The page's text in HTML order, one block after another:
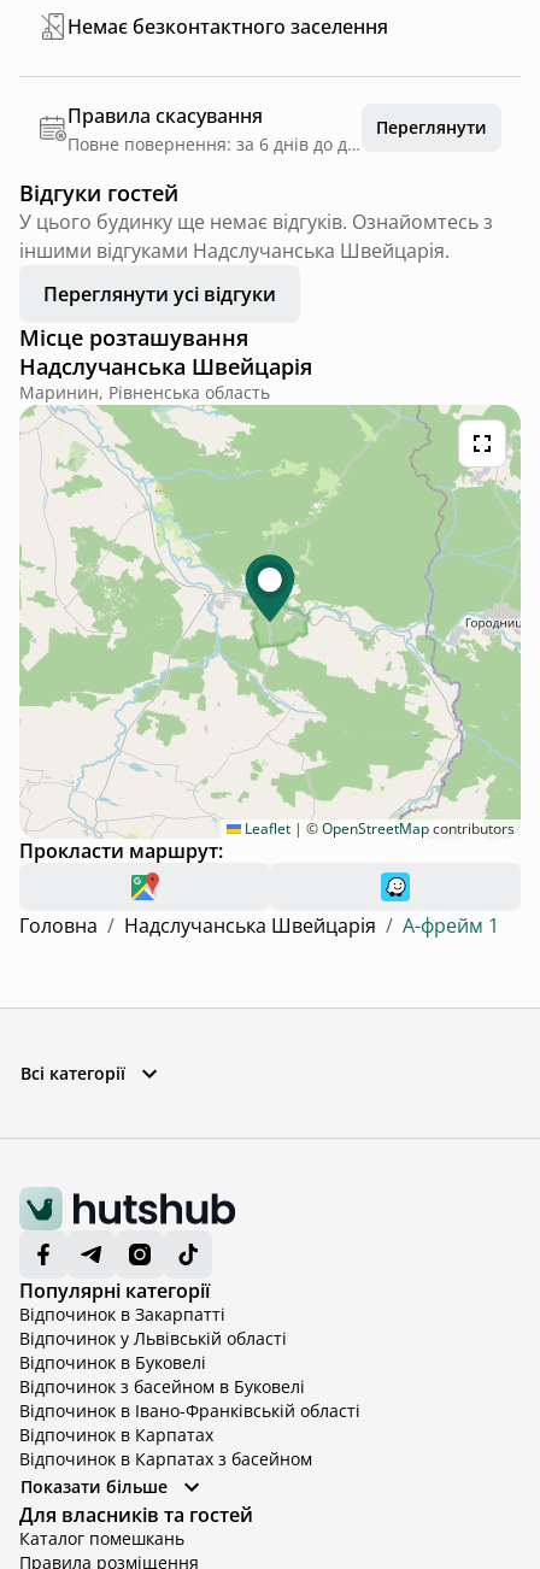
Немає безконтактного заселення
Правила скасування
Повне повернення: за 6 днів до дати заїзду
Переглянути
Відгуки гостей
У цього будинку ще немає відгуків. Ознайомтесь з
іншими відгуками Надслучанська Швейцарія.
Переглянути усі відгуки
Місце розташування
Надслучанська Швейцарія
Маринин, Рівненська область
Leaflet | ©OpenStreetMapcontributors
Прокласти маршрут:
Головна / Надслучанська Швейцарія / А-фрейм 1
Всі категорії
Популярні категорії
Відпочинок в Закарпатті
Відпочинок у Львівській області
Відпочинок в Буковелі
Відпочинок з басейном в Буковелі
Відпочинок в Івано-Франківській області
Відпочинок в Карпатах
Відпочинок в Карпатах з басейном
Відпочинок в Київській області
Відпочинок в Київській області з басейном
Відпочинок в Тернопільській області
Відпочинок у Вінницькій області
Показати більше
Для власників та гостей
Каталог помешкань
Правила розміщення